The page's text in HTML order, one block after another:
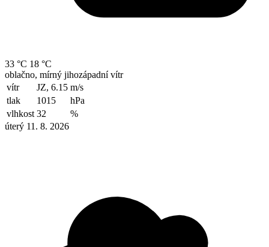
33 °C 18 °C
oblačno, mírný jihozápadní vítr
vítr
JZ, 6.15 m/s
tlak
1015
hPa
vlhkost 32
%
úterý 11. 8. 2026